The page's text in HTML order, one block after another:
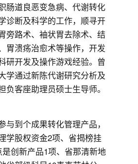
肠道良恶变急病、代谢转化
诊断及科学的工作，顺寻开
旁路术、袖状胃去除术、结
胃溃疡治愈术等操作，开发
研开发及操作游戏经验。曾
学通过新陈代谢研究分析及
负客座助理员硕士生导师。
与到个成果转化管理产品，
学股权资金2项、省揭榜挂
创新产品1项、省那清新地